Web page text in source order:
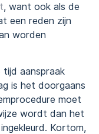
, want ook als de
een reden zijn
worden
tijd aanspraak
is het doorgaans
moet
wordt dan het
Kortom,